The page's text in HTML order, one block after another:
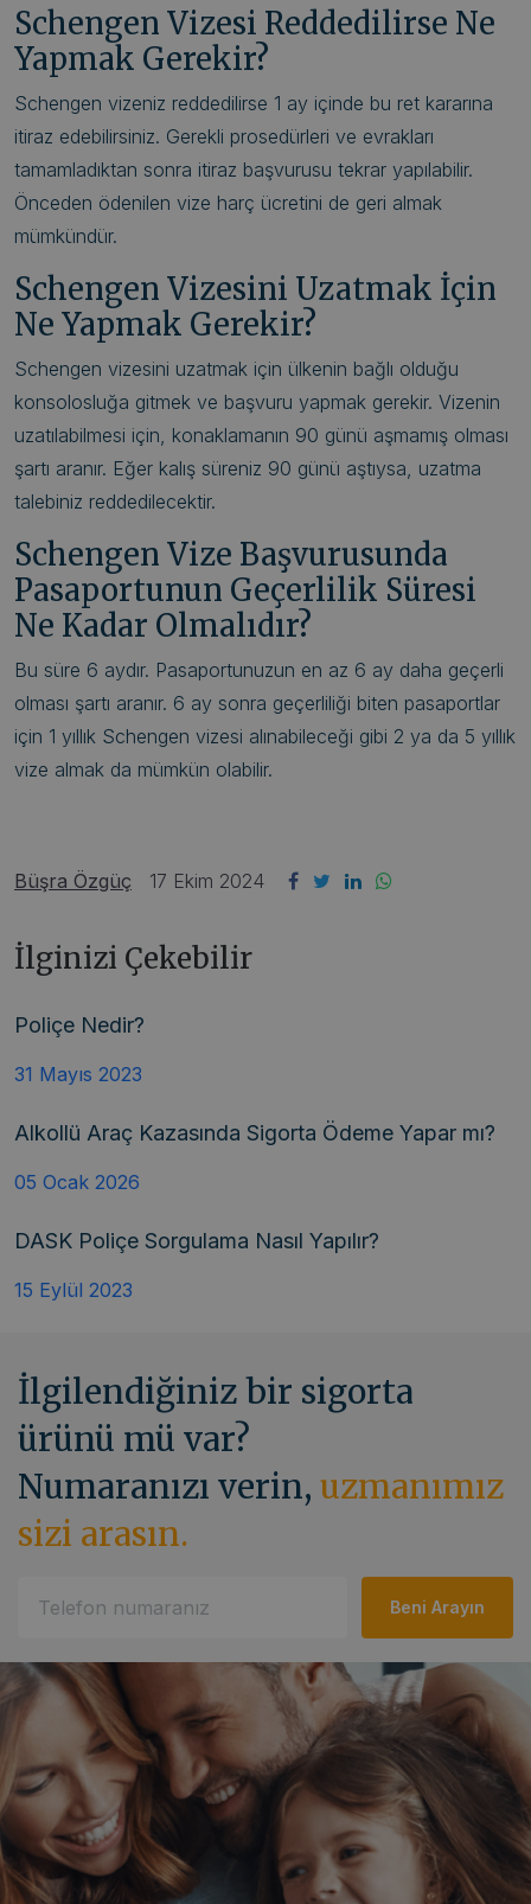
Schengen Vizesi Reddedilirse Ne
Yapmak Gerekir?
Schengen vizeniz reddedilirse 1 ay içinde bu ret kararına
itiraz edebilirsiniz. Gerekli prosedürleri ve evrakları
tamamladıktan sonra itiraz başvurusu tekrar yapılabilir.
Önceden ödenilen vize harç ücretini de geri almak
mümkündür.
Schengen Vizesini Uzatmak İçin
Ne Yapmak Gerekir?
Schengen vizesini uzatmak için ülkenin bağlı olduğu
konsolosluğa gitmek ve başvuru yapmak gerekir. Vizenin
uzatılabilmesi için, konaklamanın 90 günü aşmamış olması
şartı aranır. Eğer kalış süreniz 90 günü aştıysa, uzatma
talebiniz reddedilecektir.
Schengen Vize Başvurusunda
Pasaportunun Geçerlilik Süresi
Ne Kadar Olmalıdır?
Bu süre 6 aydır. Pasaportunuzun en az 6 ay daha geçerli
olması şartı aranır. 6 ay sonra geçerliliği biten pasaportlar
için 1 yıllık Schengen vizesi alınabileceği gibi 2 ya da 5 yıllık
vize almak da mümkün olabilir.
Büşra Özgüç 17 Ekim 2024
İlginizi Çekebilir
Poliçe Nedir?
31 Mayıs 2023
Alkollü Araç Kazasında Sigorta Ödeme Yapar mı?
05 Ocak 2026
DASK Poliçe Sorgulama Nasıl Yapılır?
15 Eylül 2023
İlgilendiğiniz bir sigorta
ürünü mü var?
Numaranızı verin, uzmanımız
sizi arasın.